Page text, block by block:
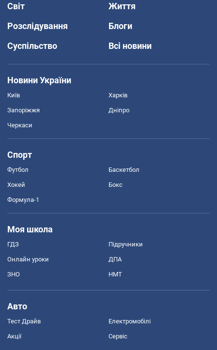
Світ
Життя
Розслідування
Блоги
Суспільство
Всі новини
Новини України
Київ Харків
Запоріжжя Дніпро
Черкаси
Спорт
Футбол Баскетбол
Хокей Бокс
Формула-1
Моя школа
ГДЗ Підручники
Онлайн уроки ДПА
ЗНО НМТ
Авто
Тест Драйв Електромобілі
Акції Сервіс